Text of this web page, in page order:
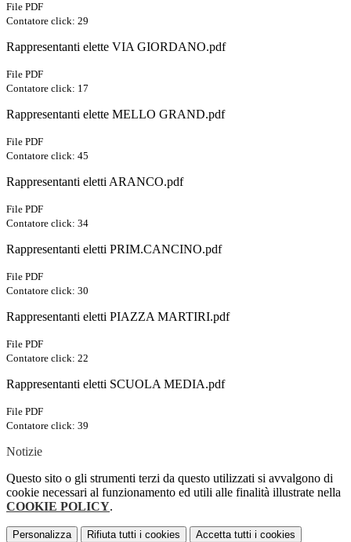
File PDF
Contatore click: 29
Rappresentanti elette VIA GIORDANO.pdf
File PDF
Contatore click: 17
Rappresentanti elette MELLO GRAND.pdf
File PDF
Contatore click: 45
Rappresentanti eletti ARANCO.pdf
File PDF
Contatore click: 34
Rappresentanti eletti PRIM.CANCINO.pdf
File PDF
Contatore click: 30
Rappresentanti eletti PIAZZA MARTIRI.pdf
File PDF
Contatore click: 22
Rappresentanti eletti SCUOLA MEDIA.pdf
File PDF
Contatore click: 39
Notizie
Questo sito o gli strumenti terzi da questo utilizzati si avvalgono di
cookie necessari al funzionamento ed utili alle finalità illustrate nella
COOKIE POLICY.
Personalizza Rifiuta tutti i cookies Accetta tutti i cookies